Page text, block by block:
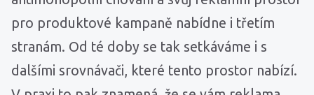
pro produktové kampaně nabídne i třetím
stranám. Od té doby se tak setkáváme i s
dalšími srovnávači, které tento prostor nabízí.